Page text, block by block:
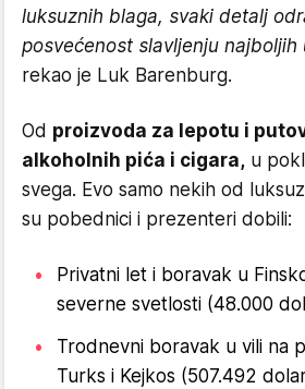
luksuznih blaga, svaki detalj
posvećenost slavljenju najboljih
rekao je Luk Barenburg.
Od proizvoda za lepotu i
alkoholnih pića i cigara, u
svega. Evo samo nekih od
su pobednici i prezenteri dobili:
Privatni let i boravak u
severne svetlosti (48.000
Trodnevni boravak u vili na
Turks i Kejkos (507.492